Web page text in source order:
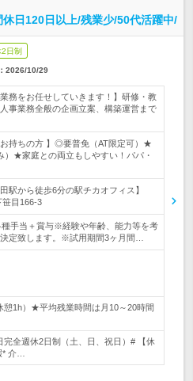
休日120日以上/残業少/50代活躍中/
日制
2026/10/29
務をお任せしていきます！】研修・教
事業務全般の企画立案、構築運営まで
お持ちの方 】◎要普免（AT限定可）★
）★家庭との両立もしやすい！パパ・
駅から徒歩6分の駅チカオフィス】
笹目166-3
種手当＋賞与※経験や年齢、能力等を考
定致します。※試用期間3ヶ月間…
憩1h）★平均残業時間は月10～20時間
完全週休2日制（土、日、祝日）# 【休
介…